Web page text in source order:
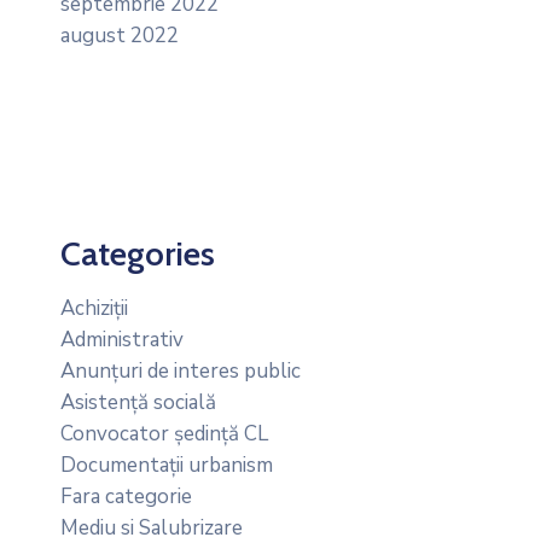
august 2022
Categories
Achiziții
Administrativ
Anunțuri de interes public
Asistență socială
Convocator ședință CL
Documentații urbanism
Fara categorie
Mediu si Salubrizare